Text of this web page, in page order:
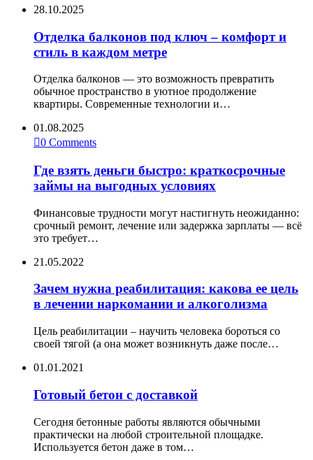
28.10.2025
Отделка балконов под ключ – комфорт и
стиль в каждом метре
Отделка балконов — это возможность превратить
обычное пространство в уютное продолжение
квартиры. Современные технологии и…
01.08.2025
0 Comments
Где взять деньги быстро: краткосрочные
займы на выгодных условиях
Финансовые трудности могут настигнуть неожиданно:
срочный ремонт, лечение или задержка зарплаты — всё
это требует…
21.05.2022
Зачем нужна реабилитация: какова ее цель
в лечении наркомании и алкоголизма
Цель реабилитации – научить человека бороться со
своей тягой (а она может возникнуть даже после…
01.01.2021
Готовый бетон с доставкой
Сегодня бетонные работы являются обычными
практически на любой строительной площадке.
Используется бетон даже в том…